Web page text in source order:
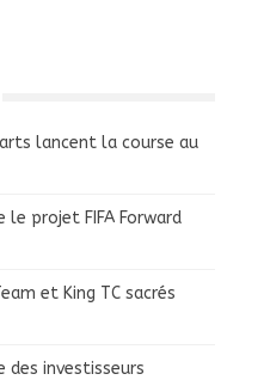
lancent la course au
le projet FIFA Forward
et King TC sacrés
des investisseurs